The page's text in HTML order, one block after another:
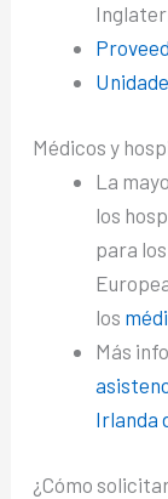
Médicos y
La
los
para
los
Más
Irlanda
¿Cómo